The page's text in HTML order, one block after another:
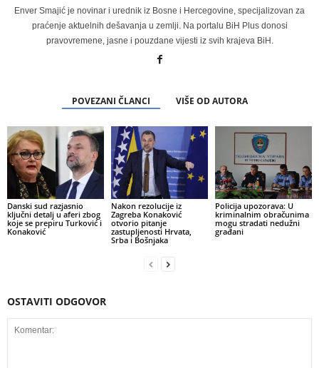
Enver Smajić je novinar i urednik iz Bosne i Hercegovine, specijalizovan za
praćenje aktuelnih dešavanja u zemlji. Na portalu BiH Plus donosi
pravovremene, jasne i pouzdane vijesti iz svih krajeva BiH.
POVEZANI ČLANCI VIŠE OD AUTORA
Danski sud razjasnio
ključni detalj u aferi zbog
koje se prepiru Turković i
Konaković
Nakon rezolucije iz
Zagreba Konaković
otvorio pitanje
zastupljenosti Hrvata,
Srba i Bošnjaka
Policija upozorava: U
kriminalnim obračunima
mogu stradati nedužni
građani
OSTAVITI ODGOVOR